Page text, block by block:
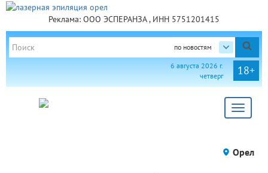
Реклама: ООО ЭСПЕРАНЗА , ИНН 5751201415
по новостям
18+
6 августа 2026 г.
четверг
Toggle
Орел